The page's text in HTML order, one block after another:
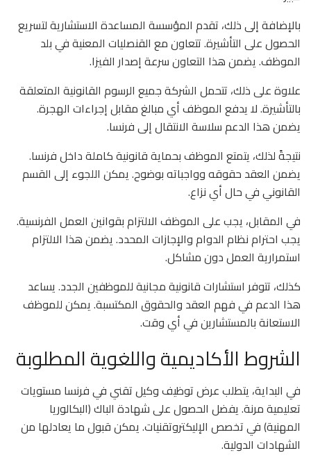
بالإضافة إلى ذلك، تقدم المؤسسة المساعدة الاستشارية لتسريع
الحصول على التأشيرة. تتعاون مع القنصليات المعنية في بلد
الموظف. يضمن هذا التعاون سرعة إصدار الفيزا.
علاوة على ذلك، تتحمل الشركة جميع الرسوم القانونية المتعلقة
بالتأشيرة. لا يدفع الموظف أي مبالغ مقابل إجراءات الهجرة.
يضمن هذا الدعم سلاسة الانتقال إلى فرنسا.
نتيجةً لذلك، يتمتع الموظف بحماية قانونية كاملة داخل فرنسا.
يضمن العقد حقوقه وواجباته بوضوح. يمكن اللجوء إلى القسم
القانوني في حال أي نزاع.
في المقابل، يجب على الموظف الالتزام بقوانين العمل الفرنسية.
يجب احترام نظام الدوام والإجازات المحدد. يضمن هذا الالتزام
استمرارية العمل دون مشاكل.
كذلك، تتوفر استشارات قانونية مجانية للموظفين الجدد. يساعد
هذا الدعم في فهم العقد والحقوق المكتسبة. يمكن للموظف
الاستعانة بالمستشارين في أي وقت.
الشروط الأكاديمية واللغوية المطلوبة
في البداية، يتطلب عرض توظيف وكيل تقني في فرنسا مستويات
تعليمية مرنة. يفضل الحصول على شهادة الباك (البكالوريا
المهنية) في تخصص الإليكتروتقنيات. يمكن قبول ما يعادلها من
الشهادات الدولية.